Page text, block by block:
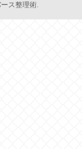
ス整理術.